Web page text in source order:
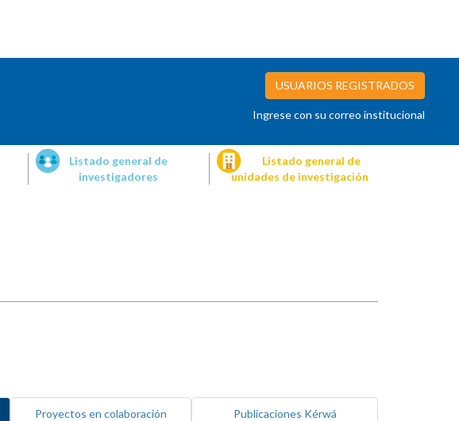
USUARIOS REGISTRADOS
Ingrese con su correo institucional
Listado general de
investigadores
Listado general de
unidades de investigación
Proyectos en colaboración Publicaciones Kérwá